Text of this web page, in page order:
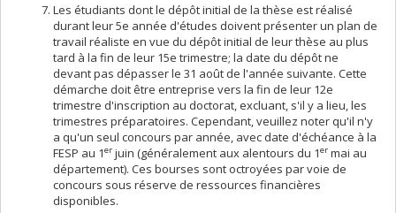
Les étudiants dont le dépôt initial de la thèse est réalisé
durant leur 5e année d'études doivent présenter un plan de
travail réaliste en vue du dépôt initial de leur thèse au plus
tard à la fin de leur 15e trimestre; la date du dépôt ne
devant pas dépasser le 31 août de l'année suivante. Cette
démarche doit être entreprise vers la fin de leur 12e
trimestre d'inscription au doctorat, excluant, s'il y a lieu, les
trimestres préparatoires. Cependant, veuillez noter qu'il n'y
a qu'un seul concours par année, avec date d'échéance à la
FESP au 1er juin (généralement aux alentours du 1er mai au
département). Ces bourses sont octroyées par voie de
concours sous réserve de ressources financières
disponibles.